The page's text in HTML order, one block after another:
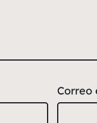
Correo